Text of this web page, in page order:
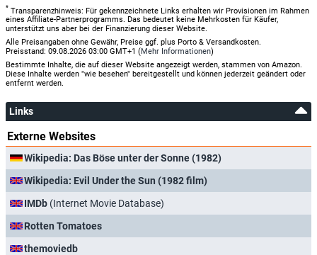
* Transparenzhinweis: Für gekennzeichnete Links erhalten wir Provisionen im Rahmen
eines Affiliate-Partnerprogramms. Das bedeutet keine Mehrkosten für Käufer,
unterstützt uns aber bei der Finanzierung dieser Website.
Alle Preisangaben ohne Gewähr, Preise ggf. plus Porto & Versandkosten.
Preisstand: 09.08.2026 03:00 GMT+1 (Mehr Informationen)
Bestimmte Inhalte, die auf dieser Website angezeigt werden, stammen von Amazon.
Diese Inhalte werden "wie besehen" bereitgestellt und können jederzeit geändert oder
entfernt werden.
Links
Externe Websites
Wikipedia: Das Böse unter der Sonne (1982)
Wikipedia: Evil Under the Sun (1982 film)
IMDb (Internet Movie Database)
Rotten Tomatoes
themoviedb